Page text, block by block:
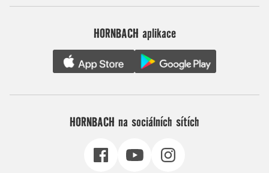
HORNBACH aplikace
HORNBACH na sociálních sítích